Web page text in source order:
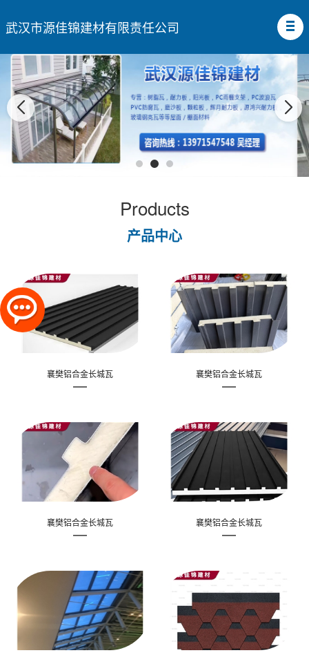
武汉市源佳锦建材有限责任公司
Products
产品中心
襄樊铝合金长城瓦 襄樊铝合金长城瓦
襄樊铝合金长城瓦 襄樊铝合金长城瓦